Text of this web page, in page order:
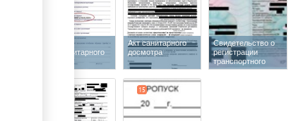
фитосанитарного
Акт санитарного
досмотра
Свидетельство о
регистрации
транспортного
средства
15